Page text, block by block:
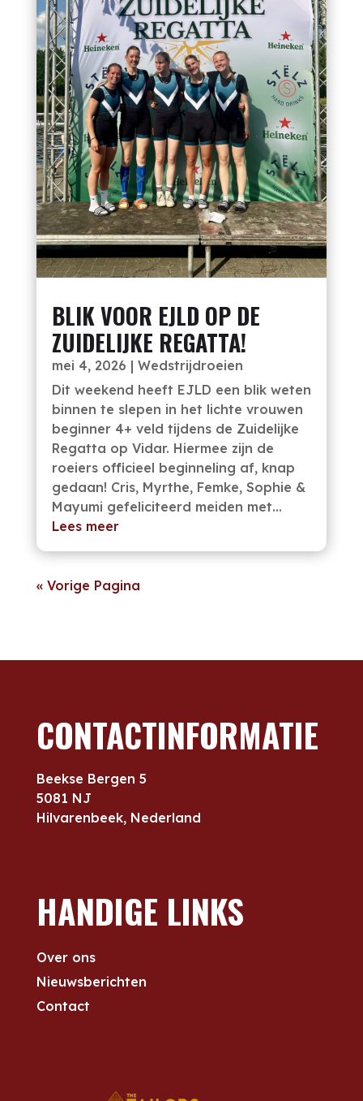
BLIK VOOR EJLD OP DE
ZUIDELIJKE REGATTA!
mei 4, 2026 | Wedstrijdroeien
Dit weekend heeft EJLD een blik weten
binnen te slepen in het lichte vrouwen
beginner 4+ veld tijdens de Zuidelijke
Regatta op Vidar. Hiermee zijn de
roeiers officieel beginneling af, knap
gedaan! Cris, Myrthe, Femke, Sophie &
Mayumi gefeliciteerd meiden met...
Lees meer
« Vorige Pagina
CONTACTINFORMATIE
Beekse Bergen 5
5081 NJ
Hilvarenbeek, Nederland
HANDIGE LINKS
Over ons
Nieuwsberichten
Contact